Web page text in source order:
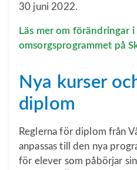
30 juni 2022.
Läs mer om förändringar
omsorgsprogrammet på
Nya kurser
diplom
Reglerna för diplom från
anpassas till den nya
för elever som påbörjar